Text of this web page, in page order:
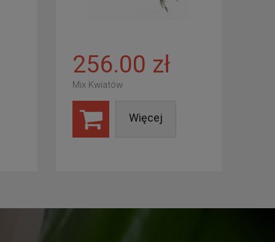
256.00 zł
Mix Kwiatów
Więcej